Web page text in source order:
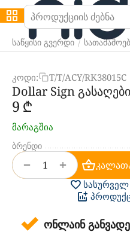
საწყისი გვერდი /
კოდი: T/T/ACY/RK38015C
Dollar Sign
‍9‍ ₾
მარაგშია
ბრენდი
+
−
სასურველ
ონლაინ